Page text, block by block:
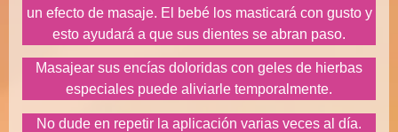
un efecto de masaje. El bebé los masticará con gusto y
esto ayudará a que sus dientes se abran paso.
Masajear sus encías doloridas con geles de hierbas
especiales puede aliviarle temporalmente.
No dude en repetir la aplicación varias veces al día.